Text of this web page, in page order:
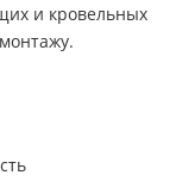
и кровельных